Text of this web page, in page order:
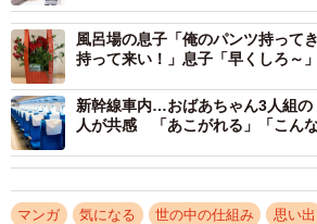
風呂場の息子「俺のパンツ持って
持って来い！」息子「早くしろ～
新幹線車内…おばあちゃん3人組の
人が共感 「あこがれる」「こんな
マンガ 気になる 世の中の仕組み 思い出